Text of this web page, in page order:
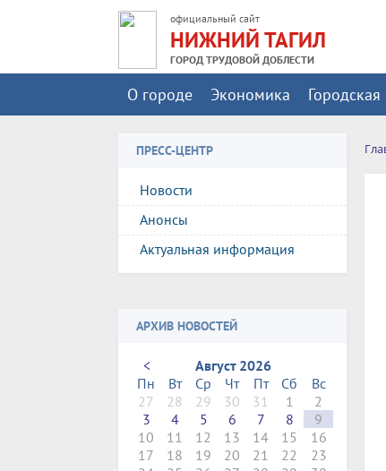
официальный сайт
НИЖНИЙ ТАГИЛ
ГОРОД ТРУДОВОЙ ДОБЛЕСТИ
О городе Экономика Городская
ПРЕСС-ЦЕНТР
Новости
Анонсы
Актуальная информация
АРХИВ НОВОСТЕЙ
<
Август 2026
Пн
Вт Ср Чт Пт Сб
Вс
27
28 29 30 31 1
2
3
4 5 6 7 8
9
10
11 12 13 14 15
16
17
18 19 20 21 22
23